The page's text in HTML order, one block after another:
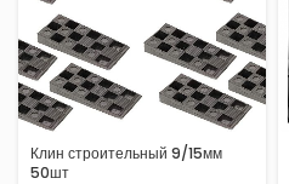
Клин строительный 9/15мм
50шт